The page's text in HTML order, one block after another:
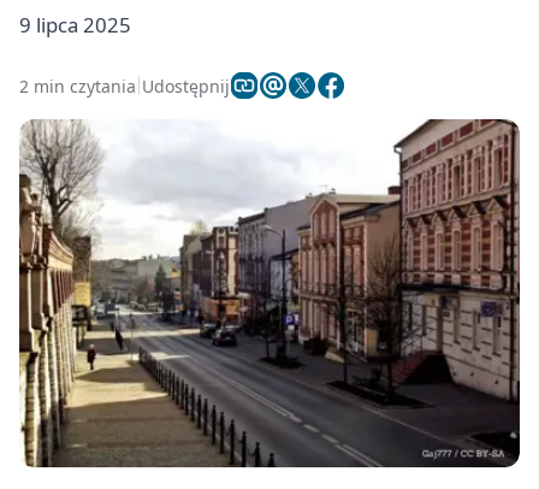
9 lipca 2025
2 min czytania Udostępnij